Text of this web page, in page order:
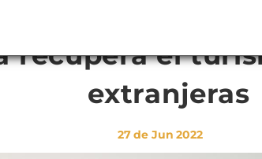
recupera el
extranjeras
27de Jun 2022